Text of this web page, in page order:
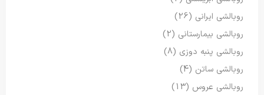
روبالشی ایرانی (26)
روبالشی بیمارستانی (2)
روبالشی پنبه دوزی (8)
روبالشی ساتن (4)
روبالشی عروس (13)